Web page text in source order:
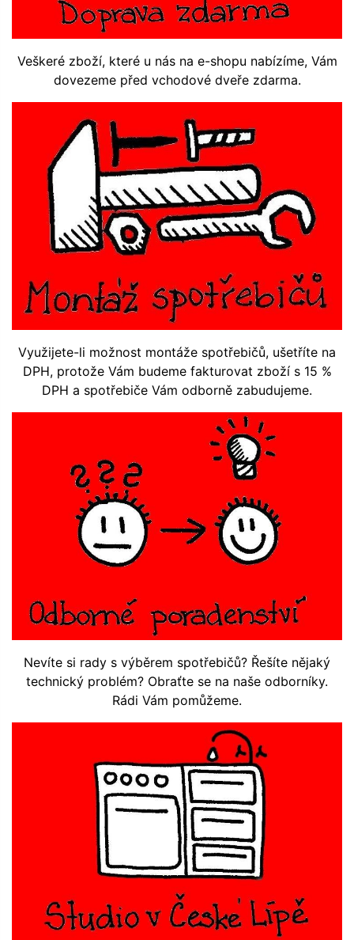
Veškeré zboží, které u nás na e-shopu nabízíme, Vám
dovezeme před vchodové dveře zdarma.
Využijete-li možnost montáže spotřebičů, ušetříte na
DPH, protože Vám budeme fakturovat zboží s 15 %
DPH a spotřebiče Vám odborně zabudujeme.
Nevíte si rady s výběrem spotřebičů? Řešíte nějaký
technický problém? Obraťte se na naše odborníky.
Rádi Vám pomůžeme.